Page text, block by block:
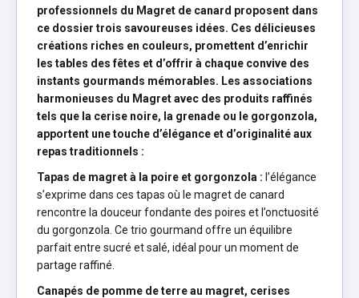
professionnels du Magret de canard proposent dans
ce dossier trois savoureuses idées. Ces délicieuses
créations riches en couleurs, promettent d’enrichir
les tables des fêtes et d’offrir à chaque convive des
instants gourmands mémorables. Les associations
harmonieuses du Magret avec des produits raffinés
tels que la cerise noire, la grenade ou le gorgonzola,
apportent une touche d’élégance et d’originalité aux
repas traditionnels :
Tapas de magret à la poire et gorgonzola : l’élégance
s’exprime dans ces tapas où le magret de canard
rencontre la douceur fondante des poires et l’onctuosité
du gorgonzola. Ce trio gourmand offre un équilibre
parfait entre sucré et salé, idéal pour un moment de
partage raffiné.
Canapés de pomme de terre au magret, cerises